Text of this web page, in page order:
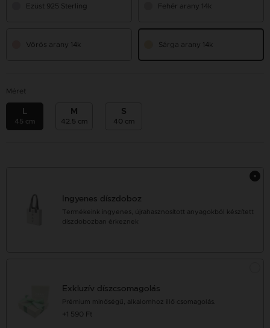
Ezüst 925 Sterling Fehér arany 14k
Vörös arany 14k Sárga arany 14k
Méret
L
45 cm
M
42.5 cm
S
40 cm
Ingyenes díszdoboz
Termékeink ingyenes, újrahasznosított anyagokból készített
díszdobozban érkeznek
Exkluzív díszcsomagolás
Prémium minőségű, alkalomhoz illő csomagolás.
+1 590 Ft